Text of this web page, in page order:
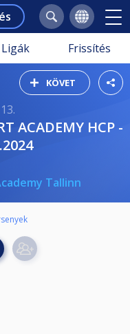
Ligák Frissítés
KÖVET
Tallinn